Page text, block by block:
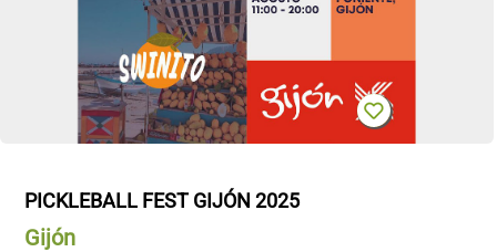
PICKLEBALL FEST GIJÓN 2025
Gijón